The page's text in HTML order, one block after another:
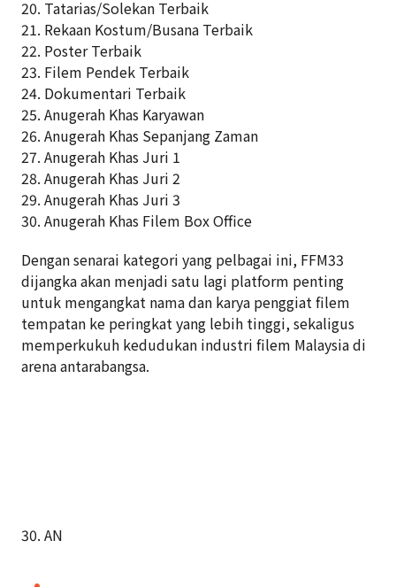
20. Tatarias/Solekan Terbaik
21. Rekaan Kostum/Busana Terbaik
22. Poster Terbaik
23. Filem Pendek Terbaik
24. Dokumentari Terbaik
25. Anugerah Khas Karyawan
26. Anugerah Khas Sepanjang Zaman
27. Anugerah Khas Juri 1
28. Anugerah Khas Juri 2
29. Anugerah Khas Juri 3
30. Anugerah Khas Filem Box Office
Dengan senarai kategori yang pelbagai ini, FFM33
dijangka akan menjadi satu lagi platform penting
untuk mengangkat nama dan karya penggiat filem
tempatan ke peringkat yang lebih tinggi, sekaligus
memperkukuh kedudukan industri filem Malaysia di
arena antarabangsa.
30. AN